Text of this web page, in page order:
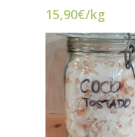
15,90€/kg